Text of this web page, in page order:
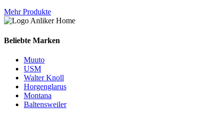
Mehr Produkte
Beliebte Marken
Muuto
USM
Walter Knoll
Horgenglarus
Montana
Baltensweiler